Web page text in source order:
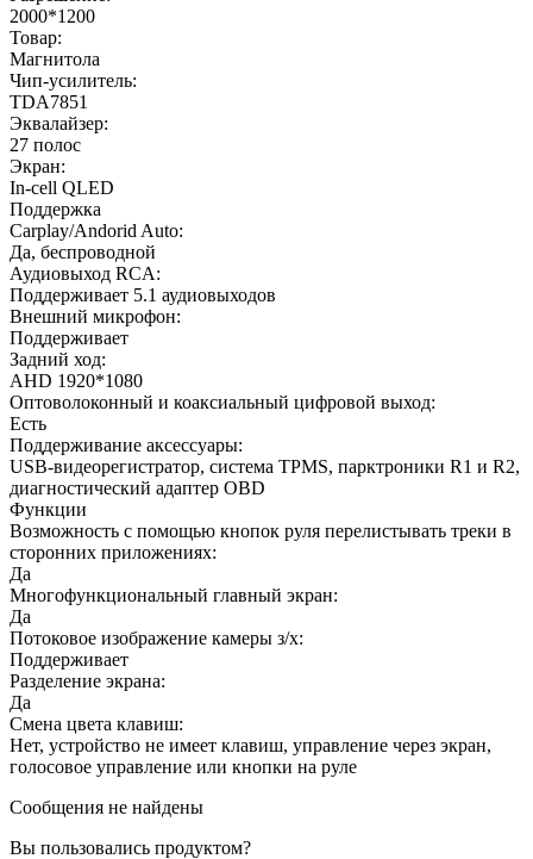
2000*1200
Товар:
Магнитола
Чип-усилитель:
TDA7851
Эквалайзер:
27 полос
Экран:
In-cell QLED
Поддержка
Carplay/Andorid Auto:
Да, беспроводной
Аудиовыход RCA:
Поддерживает 5.1 аудиовыходов
Внешний микрофон:
Поддерживает
Задний ход:
AHD 1920*1080
Оптоволоконный и коаксиальный цифровой выход:
Есть
Поддерживание аксессуары:
USB-видеорегистратор, система TPMS, парктроники R1 и R2,
диагностический адаптер OBD
Функции
Возможность с помощью кнопок руля перелистывать треки в
сторонних приложениях:
Да
Многофункциональный главный экран:
Да
Потоковое изображение камеры з/х:
Поддерживает
Разделение экрана:
Да
Смена цвета клавиш:
Нет, устройство не имеет клавиш, управление через экран,
голосовое управление или кнопки на руле
Сообщения не найдены
Вы пользовались продуктом?